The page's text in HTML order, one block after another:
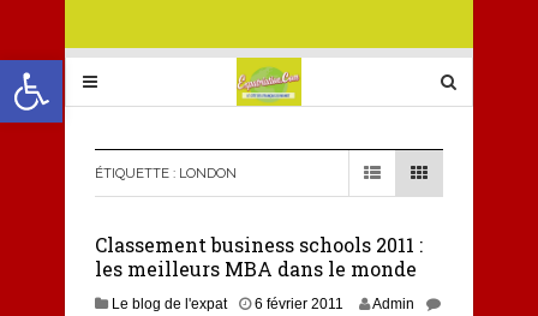
Ouvrir la barre d’outils
ÉTIQUETTE : LONDON
Classement business schools 2011 :
les meilleurs MBA dans le monde
Le blog de l'expat 6 février 2011
Admin